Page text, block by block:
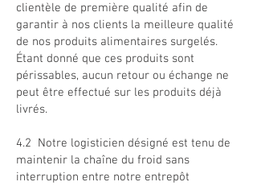
clientèle de première qualité afin de
garantir à nos clients la meilleure qualité
de nos produits alimentaires surgelés.
Étant donné que ces produits sont
périssables, aucun retour ou échange ne
peut être effectué sur les produits déjà
livrés.
4.2 Notre logisticien désigné est tenu de
maintenir la chaîne du froid sans
interruption entre notre entrepôt